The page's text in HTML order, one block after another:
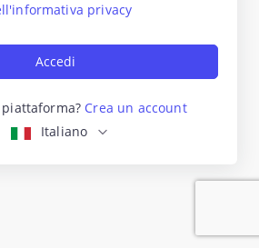
privacy
Accedi
Crea un account
Italiano